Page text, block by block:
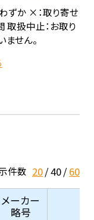
ずか ×：取り寄せ
扱中止：お取り
せん。
件数 20 40 60
メーカー
略号